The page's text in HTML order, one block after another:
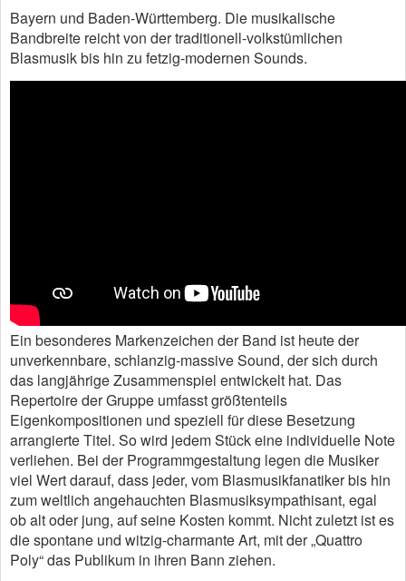
Bayern und Baden-Württemberg. Die musikalische
Bandbreite reicht von der traditionell-volkstümlichen
Blasmusik bis hin zu fetzig-modernen Sounds.
Ein besonderes Markenzeichen der Band ist heute der
unverkennbare, schlanzig-massive Sound, der sich durch
das langjährige Zusammenspiel entwickelt hat. Das
Repertoire der Gruppe umfasst größtenteils
Eigenkompositionen und speziell für diese Besetzung
arrangierte Titel. So wird jedem Stück eine individuelle Note
verliehen. Bei der Programmgestaltung legen die Musiker
viel Wert darauf, dass jeder, vom Blasmusikfanatiker bis hin
zum weltlich angehauchten Blasmusiksympathisant, egal
ob alt oder jung, auf seine Kosten kommt. Nicht zuletzt ist es
die spontane und witzig-charmante Art, mit der „Quattro
Poly“ das Publikum in ihren Bann ziehen.